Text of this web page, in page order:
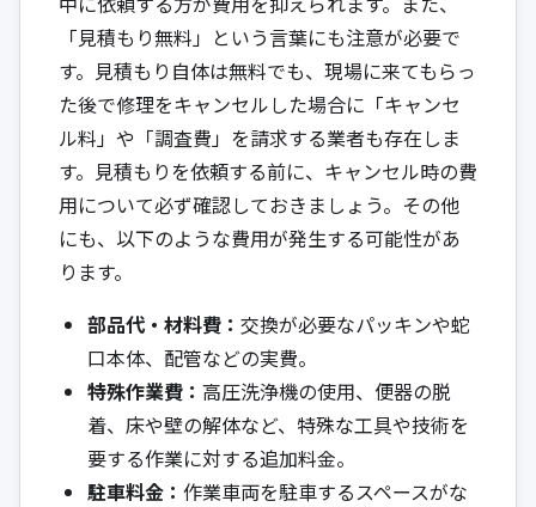
「見積もり無料」という言葉にも注意が必要で
す。見積もり自体は無料でも、現場に来てもらっ
た後で修理をキャンセルした場合に「キャンセ
ル料」や「調査費」を請求する業者も存在しま
す。見積もりを依頼する前に、キャンセル時の費
用について必ず確認しておきましょう。その他
にも、以下のような費用が発生する可能性があ
ります。
部品代・材料費： 交換が必要なパッキンや蛇
口本体、配管などの実費。
特殊作業費： 高圧洗浄機の使用、便器の脱
着、床や壁の解体など、特殊な工具や技術を
要する作業に対する追加料金。
駐車料金： 作業車両を駐車するスペースがな